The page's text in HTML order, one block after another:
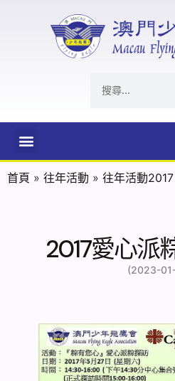
首頁 » 往年活動 » 往年活動2017
2017愛心派
(2023-